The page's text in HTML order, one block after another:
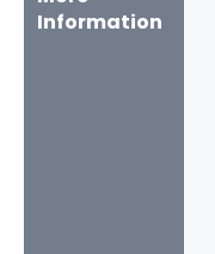
Information